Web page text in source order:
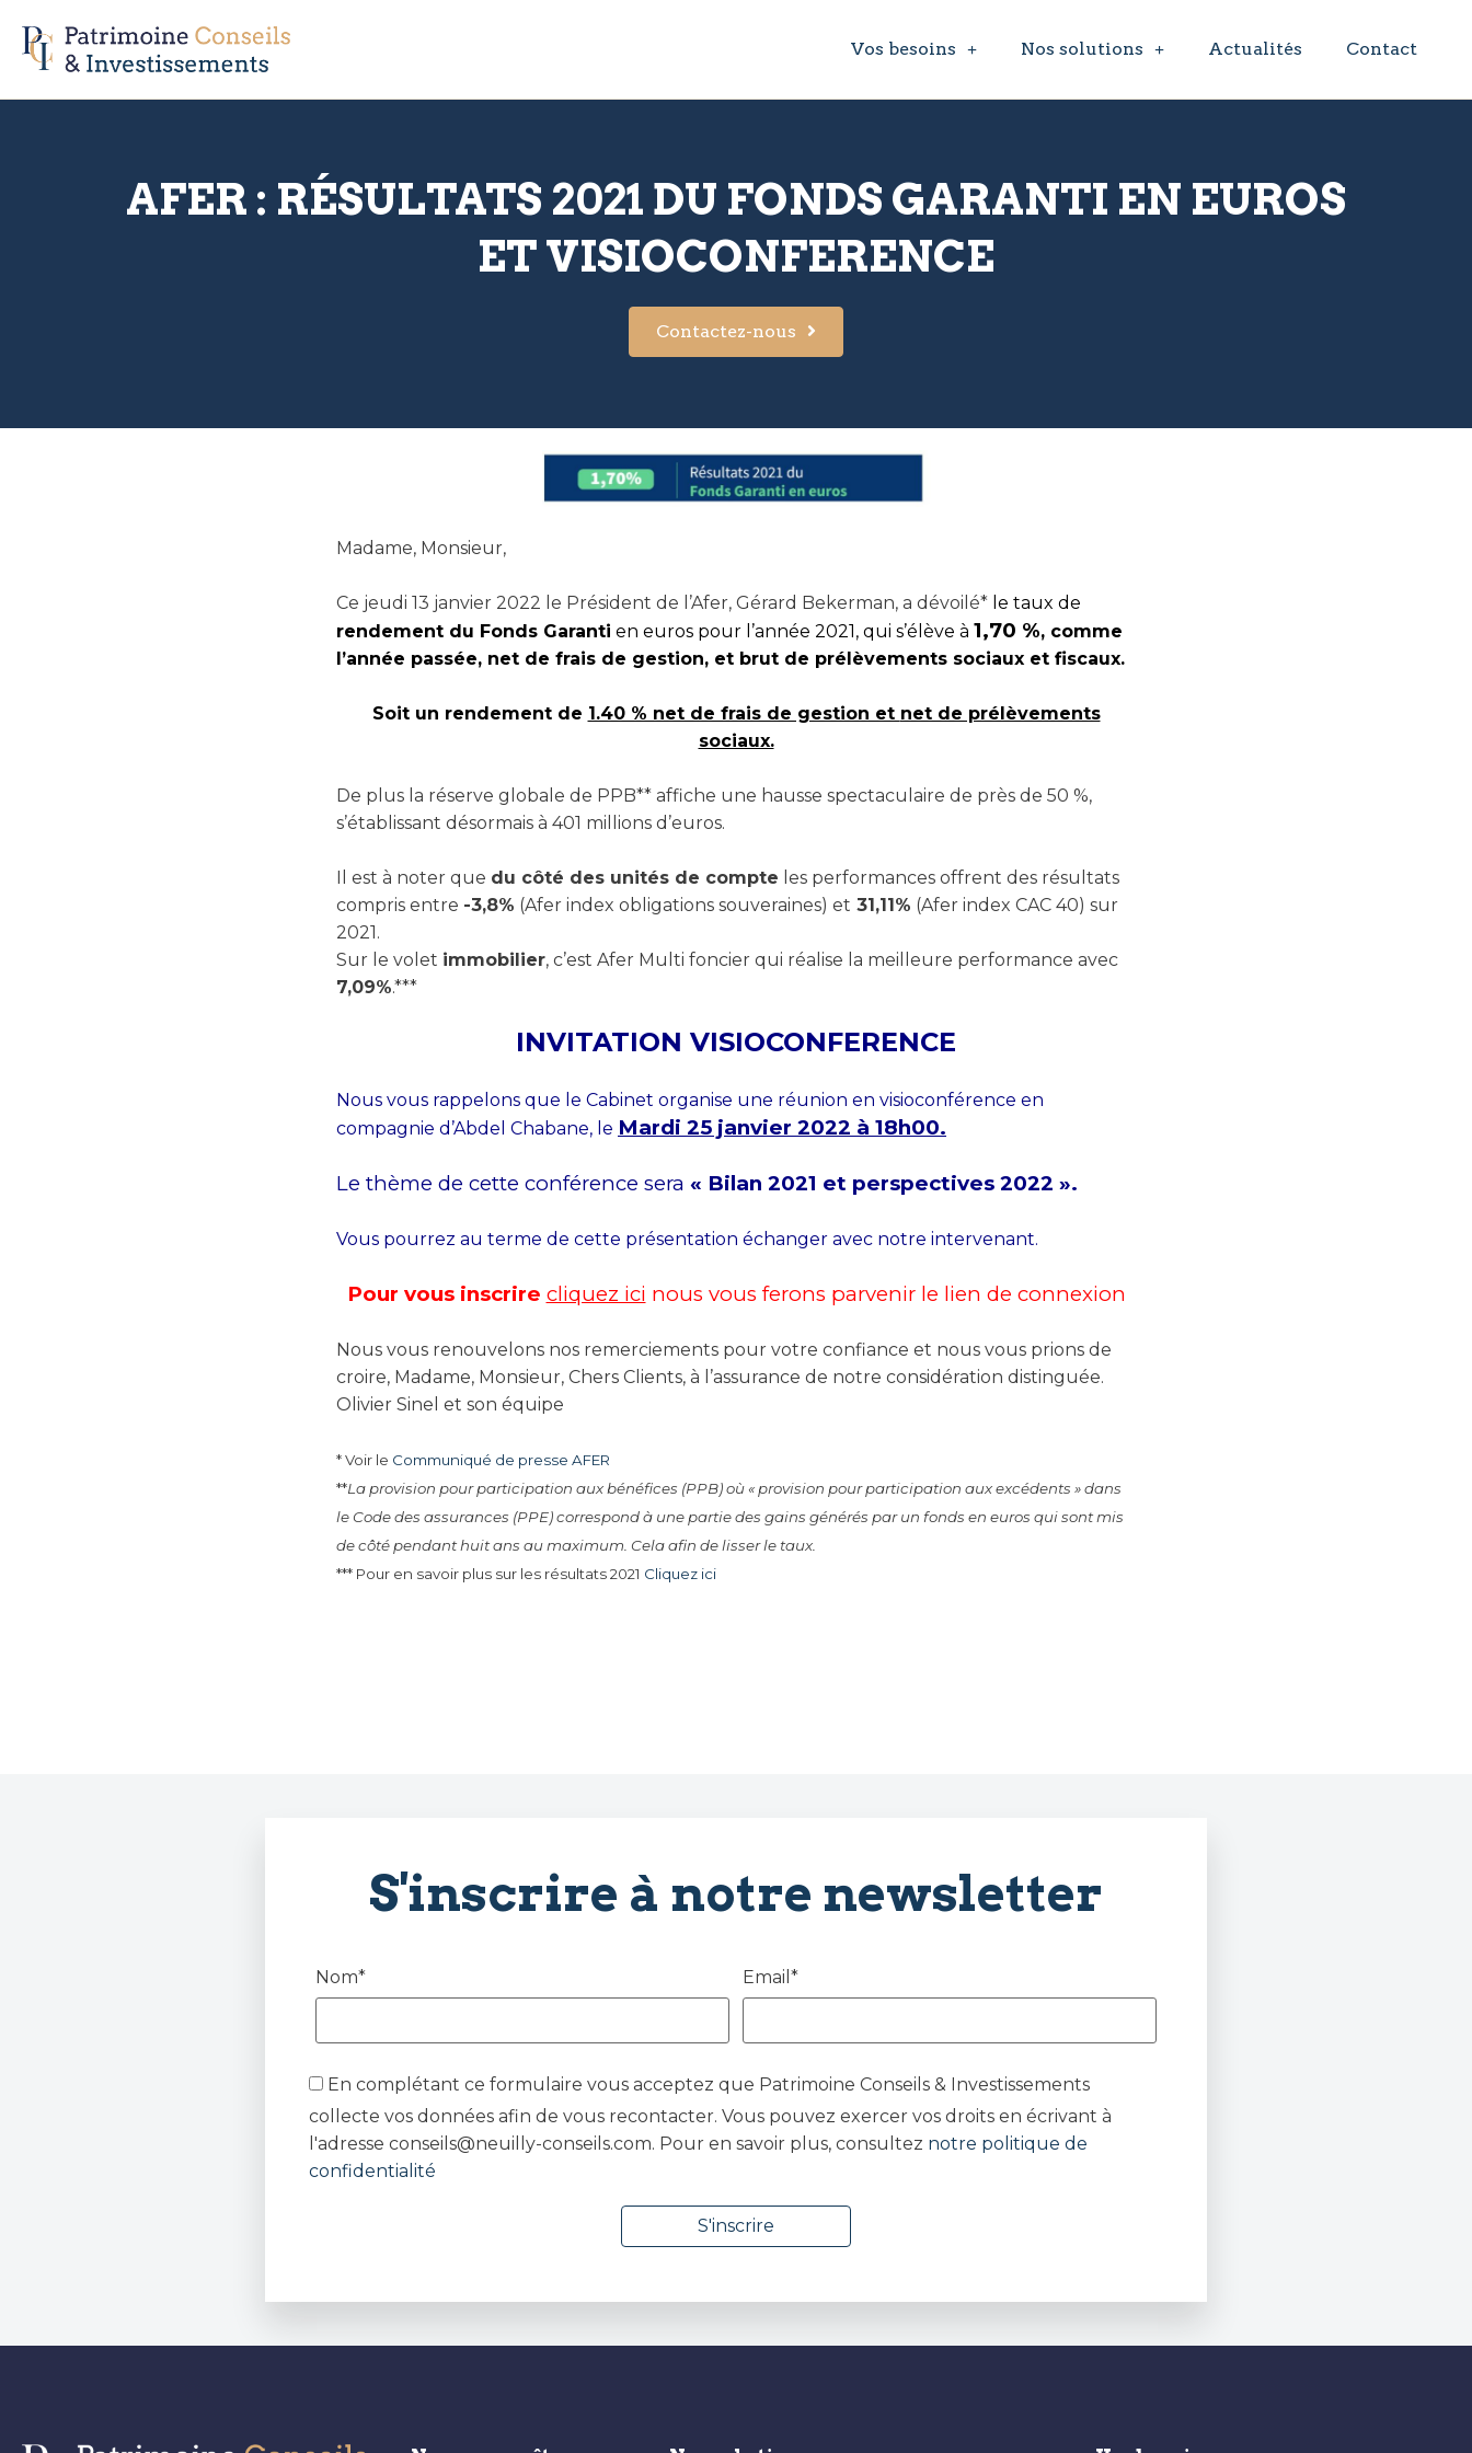
Vos besoins Nos solutions Actualités Contact
AFER : RÉSULTATS 2021 DU FONDS GARANTI EN EUROS
ET VISIOCONFERENCE
Contactez-nous
Madame, Monsieur,
Ce jeudi 13 janvier 2022 le Président de l’Afer, Gérard Bekerman, a dévoilé* le taux de
rendement du Fonds Garanti en euros pour l’année 2021, qui s’élève à 1,70 %, comme
l’année passée, net de frais de gestion, et brut de prélèvements sociaux et fiscaux.
Soit un rendement de 1.40 % net de frais de gestion et net de prélèvements
sociaux.
De plus la réserve globale de PPB** affiche une hausse spectaculaire de près de 50 %,
s’établissant désormais à 401 millions d’euros.
Il est à noter que du côté des unités de compte les performances offrent des résultats
compris entre -3,8% (Afer index obligations souveraines) et 31,11% (Afer index CAC 40) sur
2021.
Sur le volet immobilier, c’est Afer Multi foncier qui réalise la meilleure performance avec
7,09%.***
INVITATION VISIOCONFERENCE
Nous vous rappelons que le Cabinet organise une réunion en visioconférence en
compagnie d’Abdel Chabane, le Mardi 25 janvier 2022 à 18h00.
Le thème de cette conférence sera « Bilan 2021 et perspectives 2022 ».
Vous pourrez au terme de cette présentation échanger avec notre intervenant.
Pour vous inscrire cliquez ici nous vous ferons parvenir le lien de connexion
Nous vous renouvelons nos remerciements pour votre confiance et nous vous prions de
croire, Madame, Monsieur, Chers Clients, à l’assurance de notre considération distinguée.
Olivier Sinel et son équipe
* Voir le Communiqué de presse AFER
**La provision pour participation aux bénéfices (PPB) où « provision pour participation aux excédents » dans
le Code des assurances (PPE) correspond à une partie des gains générés par un fonds en euros qui sont mis
de côté pendant huit ans au maximum. Cela afin de lisser le taux.
*** Pour en savoir plus sur les résultats 2021 Cliquez ici
S'inscrire à notre newsletter
Nom* Email*
En complétant ce formulaire vous acceptez que Patrimoine Conseils & Investissements
collecte vos données afin de vous recontacter. Vous pouvez exercer vos droits en écrivant à
l'adresse conseils@neuilly-conseils.com. Pour en savoir plus, consultez notre politique de
confidentialité